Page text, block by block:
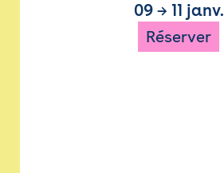
09→ 11 janv.
Réserver